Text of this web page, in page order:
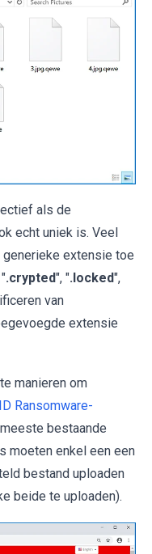
als de
echt uniek is. Veel
extensie toe
.crypted", ".locked",
van
extensie
manieren om
ID Ransomware-
bestaande
moeten enkel een een
bestand uploaden
beide te uploaden).